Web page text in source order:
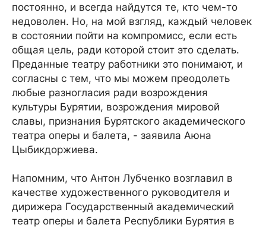
постоянно, и всегда найдутся те, кто чем-то
недоволен. Но, на мой взгляд, каждый человек
в состоянии пойти на компромисс, если есть
общая цель, ради которой стоит это сделать.
Преданные театру работники это понимают, и
согласны с тем, что мы можем преодолеть
любые разногласия ради возрождения
культуры Бурятии, возрождения мировой
славы, признания Бурятского академического
театра оперы и балета, - заявила Аюна
Цыбикдоржиева.
Напомним, что Антон Лубченко возглавил в
качестве художественного руководителя и
дирижера Государственный академический
театр оперы и балета Республики Бурятия в